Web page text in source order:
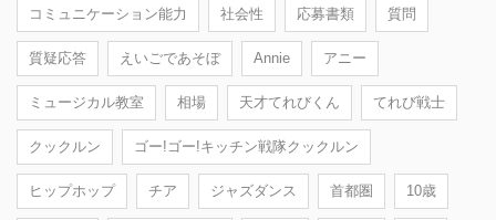
コミュニケーション能力 社会性 応募書類 質問
質疑応答 えいごであそぼ Annie アニー
ミュージカル教室 相場 天才てれびくん てれび戦士
クックルン ゴー!ゴー!キッチン戦隊クックルン
ヒップホップ チア ジャズダンス 首都圏 10歳